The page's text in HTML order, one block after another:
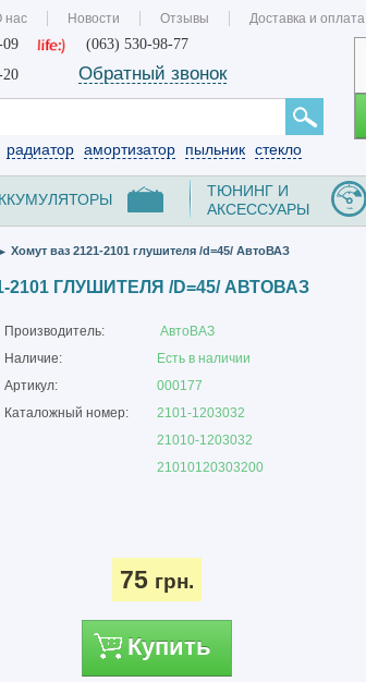
нас Новости Отзывы Доставка и оплата
(063) 530-98-77
Обратный звонок
радиатор амортизатор пыльник стекло
ТЮНИНГ И
АКСЕССУАРЫ
► Хомут ваз 2121-2101 глушителя /d=45/ АвтоВАЗ
2101 ГЛУШИТЕЛЯ /D=45/ АВТОВАЗ
Производитель:
АвтоВАЗ
Наличие:
Есть в наличии
Артикул:
000177
Каталожный номер:
2101-1203032
21010-1203032
21010120303200
75 грн.
Купить